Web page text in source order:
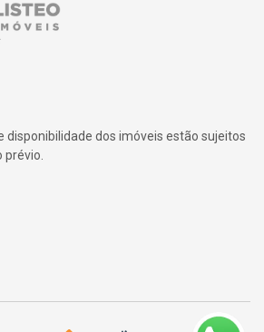
disponibilidade dos imóveis estão sujeitos